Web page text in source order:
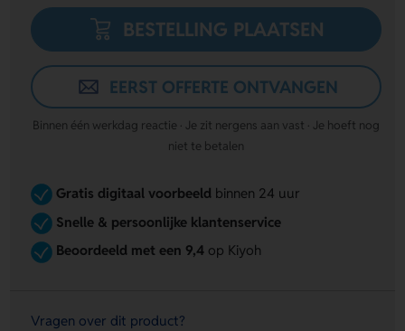
BESTELLING PLAATSEN
EERST OFFERTE ONTVANGEN
Binnen één werkdag reactie · Je zit nergens aan vast · Je hoeft nog
niet te betalen
Gratis digitaal voorbeeld binnen 24 uur
Snelle & persoonlijke klantenservice
Beoordeeld met een 9,4op Kiyoh
Vragen over dit product?